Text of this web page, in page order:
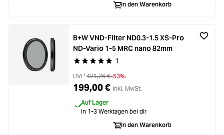
In den Warenkorb
Durchschnittliche Bewertung von 5 von 5
1
B+W VND-Filter ND0.3-1.5 XS-Pro
ND-Vario 1-5 MRC nano 82mm
UVP 421,26 €-53%
199,00 € inkl. MwSt.
Auf Lager
In 1-3 Werktagen bei dir
In den Warenkorb